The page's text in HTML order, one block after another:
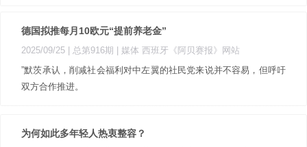
德国拟推每月10欧元“提前养老金”
2025/09/25 | 总第916期
| 媒体 西班牙《阿贝赛报》网站
”默茨承认，削减社会福利对中左翼的社民党来说并不容易，但呼吁
双方合作推进。
为何如此多年轻人热衷整容？